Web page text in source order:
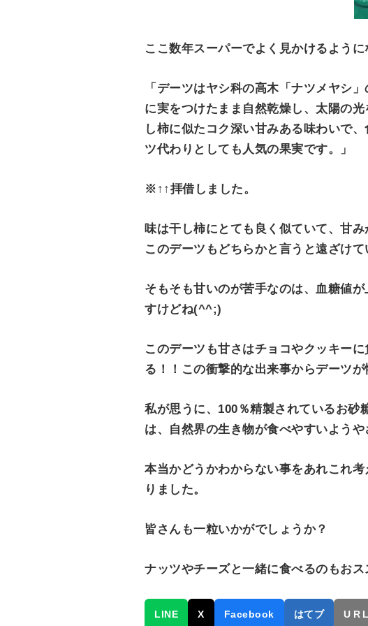
ここ数年スーパーでよく見かけるよう
「デーツはヤシ科の高木「ナツメヤシ
に実をつけたまま自然乾燥し、太陽の
し柿に似たコク深い甘みある味わいで
ツ代わりとしても人気の果実です。」
※↑↑拝借しました。
味は干し柿にとても良く似ていて、甘
このデーツもどちらかと言うと遠ざけ
そもそも甘いのが苦手なのは、血糖値
すけどね(^^;)
このデーツも甘さはチョコやクッキー
る！！この衝撃的な出来事からデーツ
私が思うに、100％精製されているお砂
は、自然界の生き物が食べやすいよう
本当かどうかわからない事をあれこれ
りました。
皆さんも一粒いかがでしょうか？
ナッツやチーズと一緒に食べるのもおス
LINE X Facebook はてブ